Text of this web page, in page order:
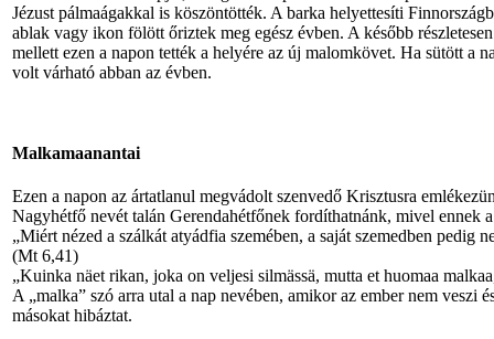
Jézust pálmaágakkal is köszöntötték. A barka helyettesíti
ablak vagy ikon fölött őriztek meg egész évben. A később
mellett ezen a napon tették a helyére az új malomkövet. Ha sütött a
volt várható abban az évben.
Malkamaanantai
Ezen a napon az ártatlanul megvádolt szenvedő Krisztusra
Nagyhétfő nevét talán Gerendahétfőnek fordíthatnánk, mivel ennek
„Miért nézed a szálkát atyádfia szemében, a saját szemedben pedig
(Mt 6,41)
„Kuinka näet rikan, joka on veljesi silmässä, mutta et huomaa
A „malka” szó arra utal a nap nevében, amikor az ember nem veszi
másokat hibáztat.